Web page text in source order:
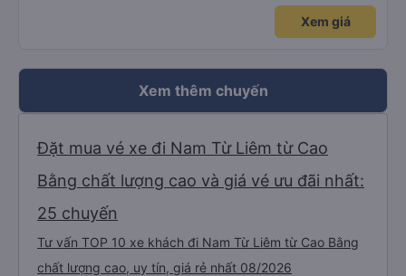
Xem giá
Xem thêm chuyến
Đặt mua vé xe đi Nam Từ Liêm từ Cao
Bằng chất lượng cao và giá vé ưu đãi nhất:
25 chuyến
Tư vấn TOP 10 xe khách đi Nam Từ Liêm từ Cao Bằng
chất lượng cao, uy tín, giá rẻ nhất 08/2026